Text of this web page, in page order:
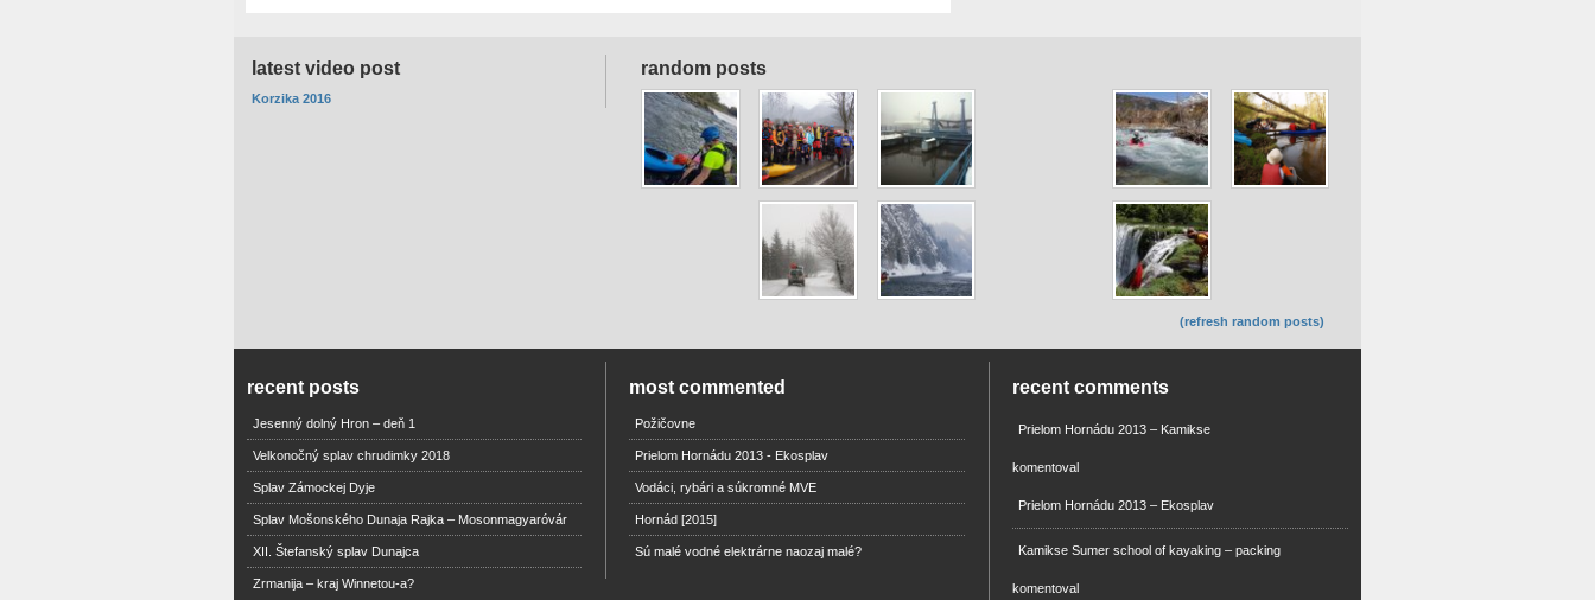
random posts
(refresh random posts)
latest video post
Korzika 2016
recent posts
Jesenný dolný Hron – deň 1
Velkonočný splav chrudimky 2018
Splav Zámockej Dyje
Splav Mošonského Dunaja Rajka – Mosonmagyaróvár
XII. Štefanský splav Dunajca
Zrmanija – kraj Winnetou-a?
most commented
Požičovne
Prielom Hornádu 2013 - Ekosplav
Vodáci, rybári a súkromné MVE
Hornád [2015]
Sú malé vodné elektrárne naozaj malé?
recent comments
Prielom Hornádu 2013 – Kamikse
komentoval
Prielom Hornádu 2013 – Ekosplav
Kamikse Sumer school of kayaking – packing
komentoval